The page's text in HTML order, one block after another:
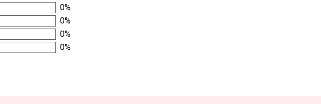
0%
0%
0%
0%